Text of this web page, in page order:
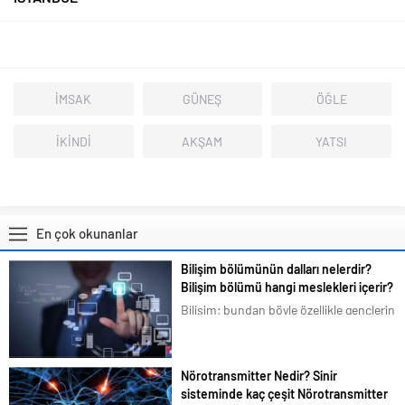
İMSAK GÜNEŞ ÖĞLE
İKİNDİ AKŞAM YATSI
En çok okunanlar
Bilişim bölümünün dalları nelerdir?
Bilişim bölümü hangi meslekleri içerir?
Bilişim; bundan böyle özellikle gençlerin
en basit bir şeyi bile akıllı telefonlarımız
üzerindeki uygulamalardan...
Nörotransmitter Nedir? Sinir
sisteminde kaç çeşit Nörotransmitter